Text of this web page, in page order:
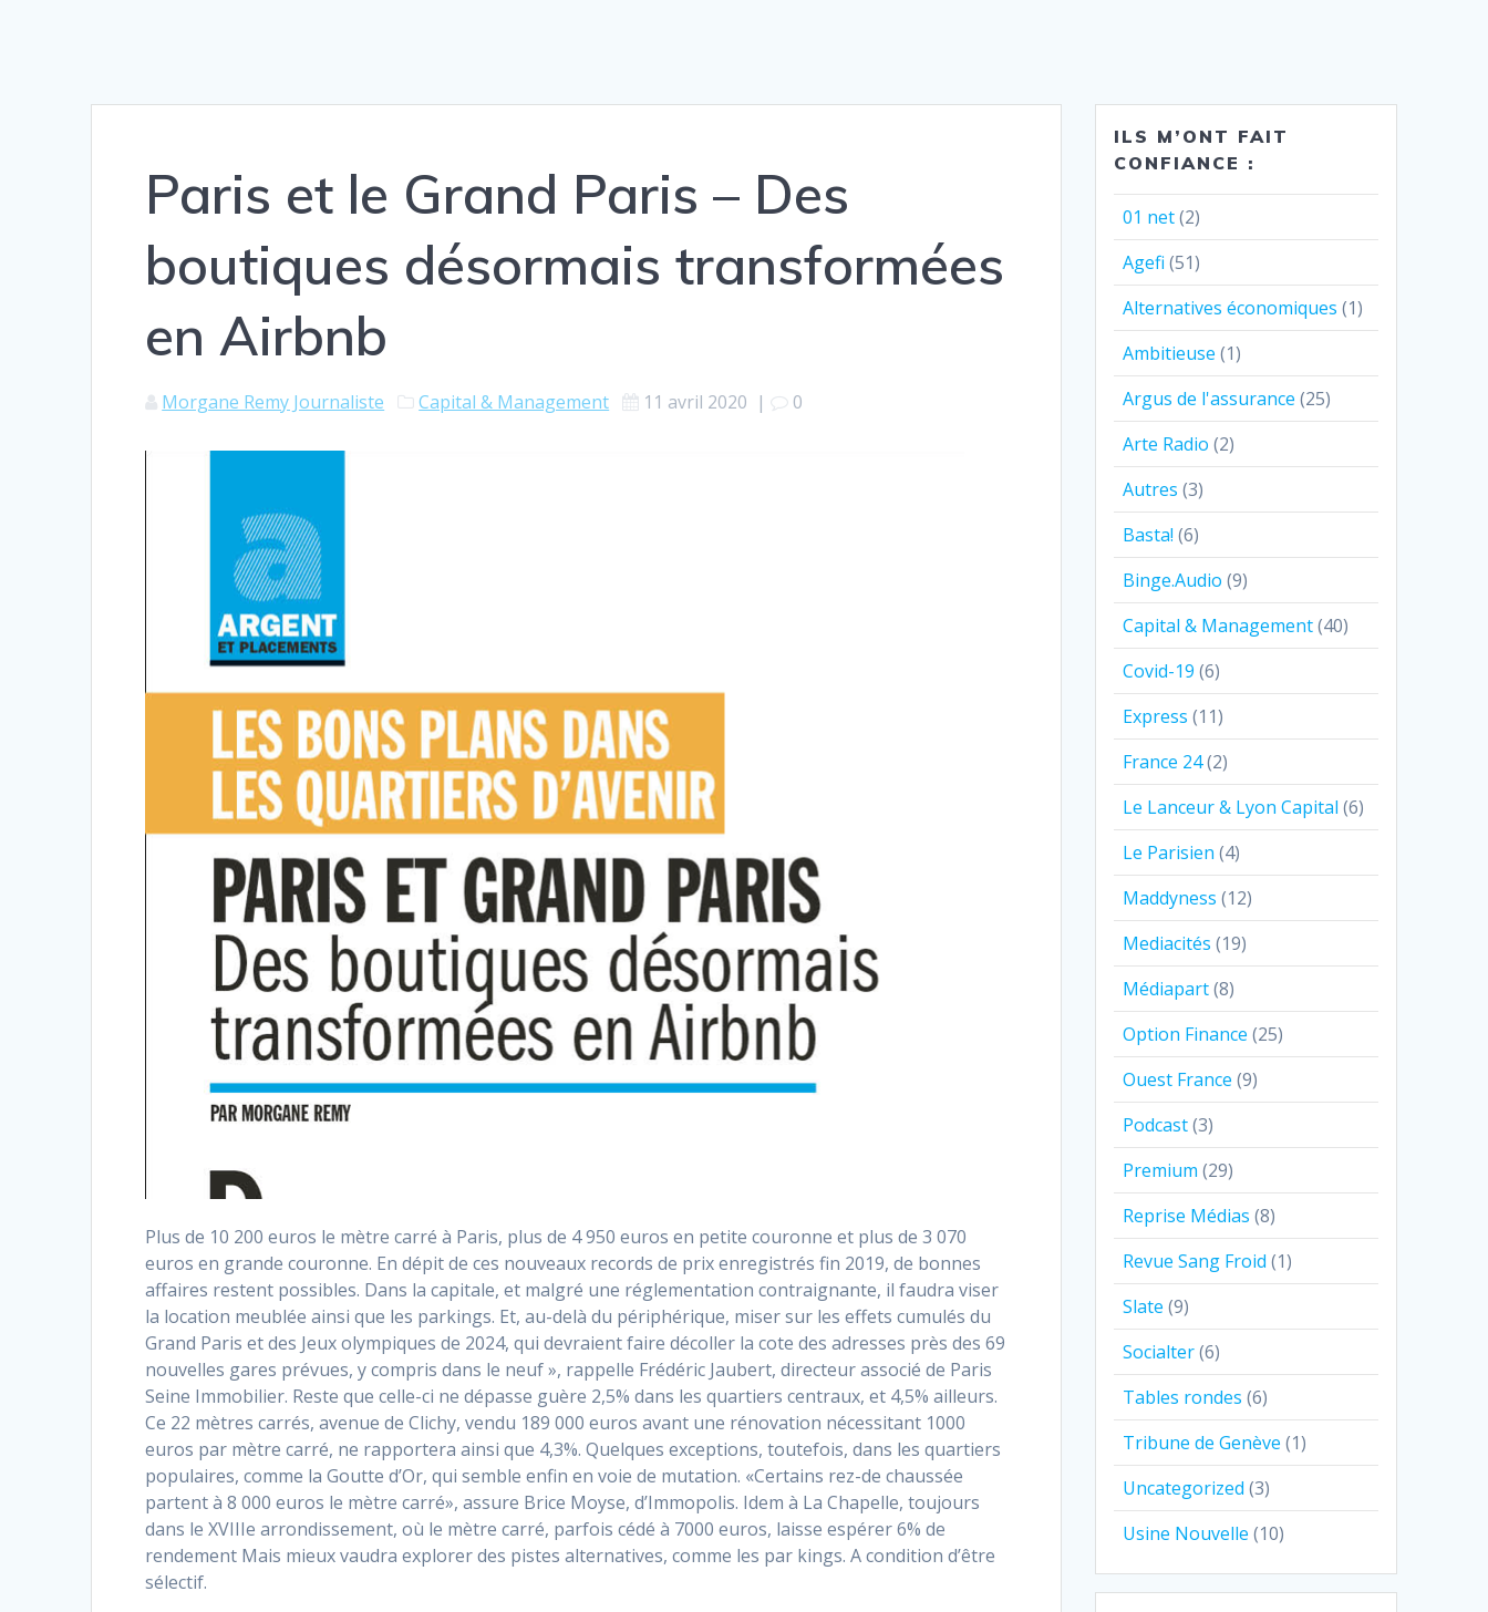
Paris et le Grand Paris – Des
boutiques désormais transformées
en Airbnb
Morgane Remy Journaliste Capital & Management 11 avril 2020 | 0
Plus de 10 200 euros le mètre carré à Paris, plus de 4 950 euros en petite couronne et plus de 3 070
euros en grande couronne. En dépit de ces nouveaux records de prix enregistrés fin 2019, de bonnes
affaires restent possibles. Dans la capitale, et malgré une réglementation contraignante, il faudra viser
la location meublée ainsi que les parkings. Et, au-delà du périphérique, miser sur les effets cumulés du
Grand Paris et des Jeux olympiques de 2024, qui devraient faire décoller la cote des adresses près des 69
nouvelles gares prévues, y compris dans le neuf », rappelle Frédéric Jaubert, directeur associé de Paris
Seine Immobilier. Reste que celle-ci ne dépasse guère 2,5% dans les quartiers centraux, et 4,5% ailleurs.
Ce 22 mètres carrés, avenue de Clichy, vendu 189 000 euros avant une rénovation nécessitant 1000
euros par mètre carré, ne rapportera ainsi que 4,3%. Quelques exceptions, toutefois, dans les quartiers
populaires, comme la Goutte d’Or, qui semble enfin en voie de mutation. «Certains rez-de chaussée
partent à 8 000 euros le mètre carré», assure Brice Moyse, d’Immopolis. Idem à La Chapelle, toujours
dans le XVIIIe arrondissement, où le mètre carré, parfois cédé à 7000 euros, laisse espérer 6% de
rendement Mais mieux vaudra explorer des pistes alternatives, comme les par kings. A condition d’être
sélectif.
ILS M’ONT FAIT
CONFIANCE :
01 net(2)
Agefi (51)
Alternatives économiques (1)
Ambitieuse (1)
Argus de l'assurance (25)
Arte Radio (2)
Autres (3)
Basta! (6)
Binge.Audio (9)
Capital & Management(40)
Covid-19 (6)
Express (11)
France 24(2)
Le Lanceur & Lyon Capital (6)
Le Parisien (4)
Maddyness (12)
Mediacités (19)
Médiapart(8)
Option Finance (25)
Ouest France (9)
Podcast(3)
Premium (29)
Reprise Médias (8)
Revue Sang Froid (1)
Slate (9)
Socialter(6)
Tables rondes (6)
Tribune de Genève (1)
Uncategorized (3)
Usine Nouvelle (10)